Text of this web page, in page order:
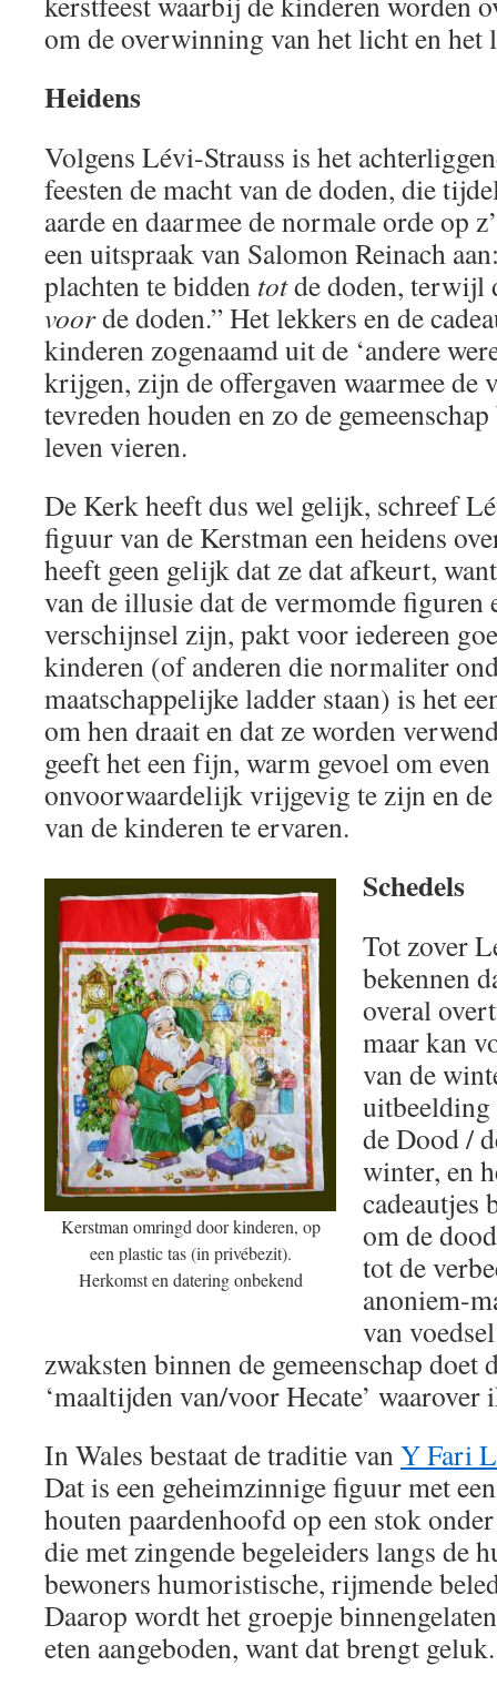
om de overwinning van het licht en het
Heidens
Volgens Lévi-Strauss is het
feesten de macht van de doden, die
aarde en daarmee de normale orde op
een uitspraak van Salomon Reinach
plachten te bidden totde doden, terwijl
voorde doden.” Het lekkers en de
kinderen zogenaamd uit de ‘andere
krijgen, zijn de offergaven waarmee de
tevreden houden en zo de
leven vieren.
De Kerk heeft dus wel gelijk, schreef
figuur van de Kerstman een heidens
heeft geen gelijk dat ze dat afkeurt,
van de illusie dat de vermomde figuren
verschijnsel zijn, pakt voor iedereen
kinderen (of anderen die normaliter
maatschappelijke ladder staan) is het
om hen draait en dat ze worden
geeft het een fijn, warm gevoel om
onvoorwaardelijk vrijgevig te zijn en de
van de kinderen te ervaren.
Kerstman omringd door kinderen, op
een plastic tas (in privébezit).
Herkomst en datering onbekend
Schedels
Tot zover
bekennen
overal
maar kan
van de
uitbeelding
de Dood /
winter, en
cadeautjes
om de
tot de
anoniem-
van
zwaksten binnen de gemeenschap doet
‘maaltijden van/voor Hecate’
In Wales bestaat de traditie vanY Fari
Dat is een geheimzinnige figuur met
houten paardenhoofd op een stok
die met zingende begeleiders langs de
bewoners humoristische, rijmende
Daarop wordt het groepje
eten aangeboden, want dat brengt geluk.